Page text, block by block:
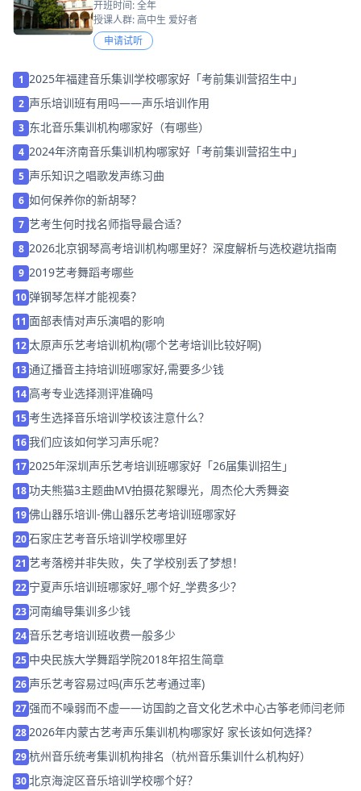
开班时间: 全年
授课人群: 高中生 爱好者
申请试听
1 2025年福建音乐集训学校哪家好「考前集训营招生中」
2 声乐培训班有用吗——声乐培训作用
3 东北音乐集训机构哪家好（有哪些）
4 2024年济南音乐集训机构哪家好「考前集训营招生中」
5 声乐知识之唱歌发声练习曲
6 如何保养你的新胡琴？
7 艺考生何时找名师指导最合适？
8 2026北京钢琴高考培训机构哪里好？深度解析与选校避坑指南
9 2019艺考舞蹈考哪些
10弹钢琴怎样才能视奏？
11 面部表情对声乐演唱的影响
12太原声乐艺考培训机构(哪个艺考培训比较好啊)
13通辽播音主持培训班哪家好,需要多少钱
14高考专业选择测评准确吗
15考生选择音乐培训学校该注意什么？
16我们应该如何学习声乐呢？
17 2025年深圳声乐艺考培训班哪家好「26届集训招生」
18功夫熊猫3主题曲MV拍摄花絮曝光，周杰伦大秀舞姿
19佛山器乐培训-佛山器乐艺考培训班哪家好
20石家庄艺考音乐培训学校哪里好
21 艺考落榜并非失败，失了学校别丢了梦想！
22 宁夏声乐培训班哪家好_哪个好_学费多少？
23河南编导集训多少钱
24音乐艺考培训班收费一般多少
25 中央民族大学舞蹈学院2018年招生简章
26 声乐艺考容易过吗(声乐艺考通过率)
27强而不噪弱而不虚——访国韵之音文化艺术中心古筝老师闫老师
28 2026年内蒙古艺考声乐集训机构哪家好 家长该如何选择？
29杭州音乐统考集训机构排名（杭州音乐集训什么机构好）
30 北京海淀区音乐培训学校哪个好？